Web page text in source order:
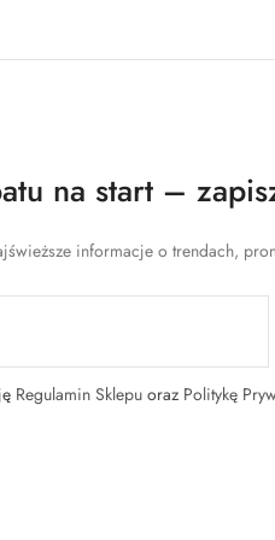
na start –
informacje o trendach,
Regulamin Sklepuoraz Politykę